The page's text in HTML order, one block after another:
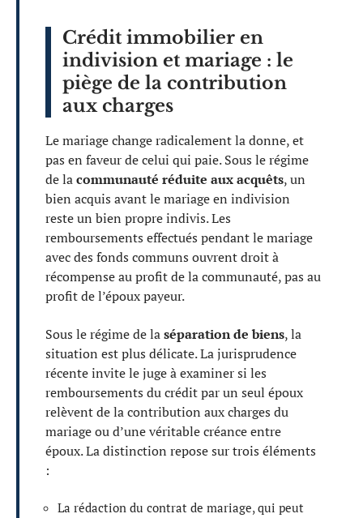
Crédit immobilier en
indivision et mariage : le
piège de la contribution
aux charges
Le mariage change radicalement la donne, et
pas en faveur de celui qui paie. Sous le régime
de lacommunauté réduite aux acquêts, un
bien acquis avant le mariage en indivision
reste un bien propre indivis. Les
remboursements effectués pendant le mariage
avec des fonds communs ouvrent droit à
récompense au profit de la communauté, pas au
profit de l’époux payeur.
Sous le régime de laséparation de biens, la
situation est plus délicate. La jurisprudence
récente invite le juge à examiner si les
remboursements du crédit par un seul époux
relèvent de la contribution aux charges du
mariage ou d’une véritable créance entre
époux. La distinction repose sur trois éléments
:
La rédaction du contrat de mariage, qui peut